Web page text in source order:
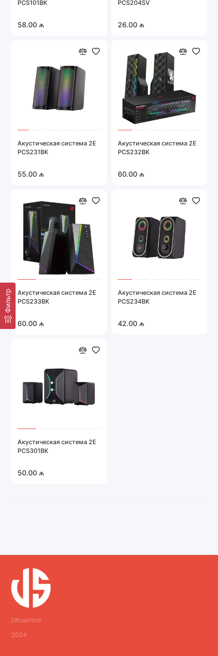
Системы охраны и безопасности
Автомобильная электроника
Показать все
Фильтр
PCS101BK
58.00 ₼
PCS204SV
26.00 ₼
Акустическая система 2E
PCS231BK
55.00 ₼
Акустическая система 2E
PCS232BK
60.00 ₼
Акустическая система 2E
PCS233BK
60.00 ₼
Акустическая система 2E
PCS234BK
42.00 ₼
Акустическая система 2E
PCS301BK
50.00 ₼
Ultrastore
2024